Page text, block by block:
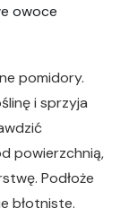
owoce
pomidory.
i sprzyja
powierzchnią,
Podłoże
błotniste.